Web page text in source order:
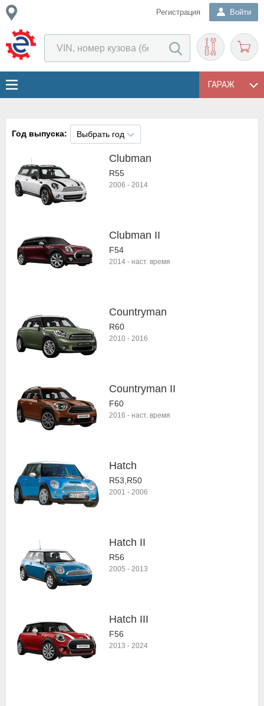
Регистрация Войти
ГАРАЖ
Год выпуска: Выбрать год
Clubman
R55
2006 - 2014
Clubman II
F54
2014 - наст. время
Countryman
R60
2010 - 2016
Countryman II
F60
2016 - наст. время
Hatch
R53,R50
2001 - 2006
Hatch II
R56
2005 - 2013
Hatch III
F56
2013 - 2024